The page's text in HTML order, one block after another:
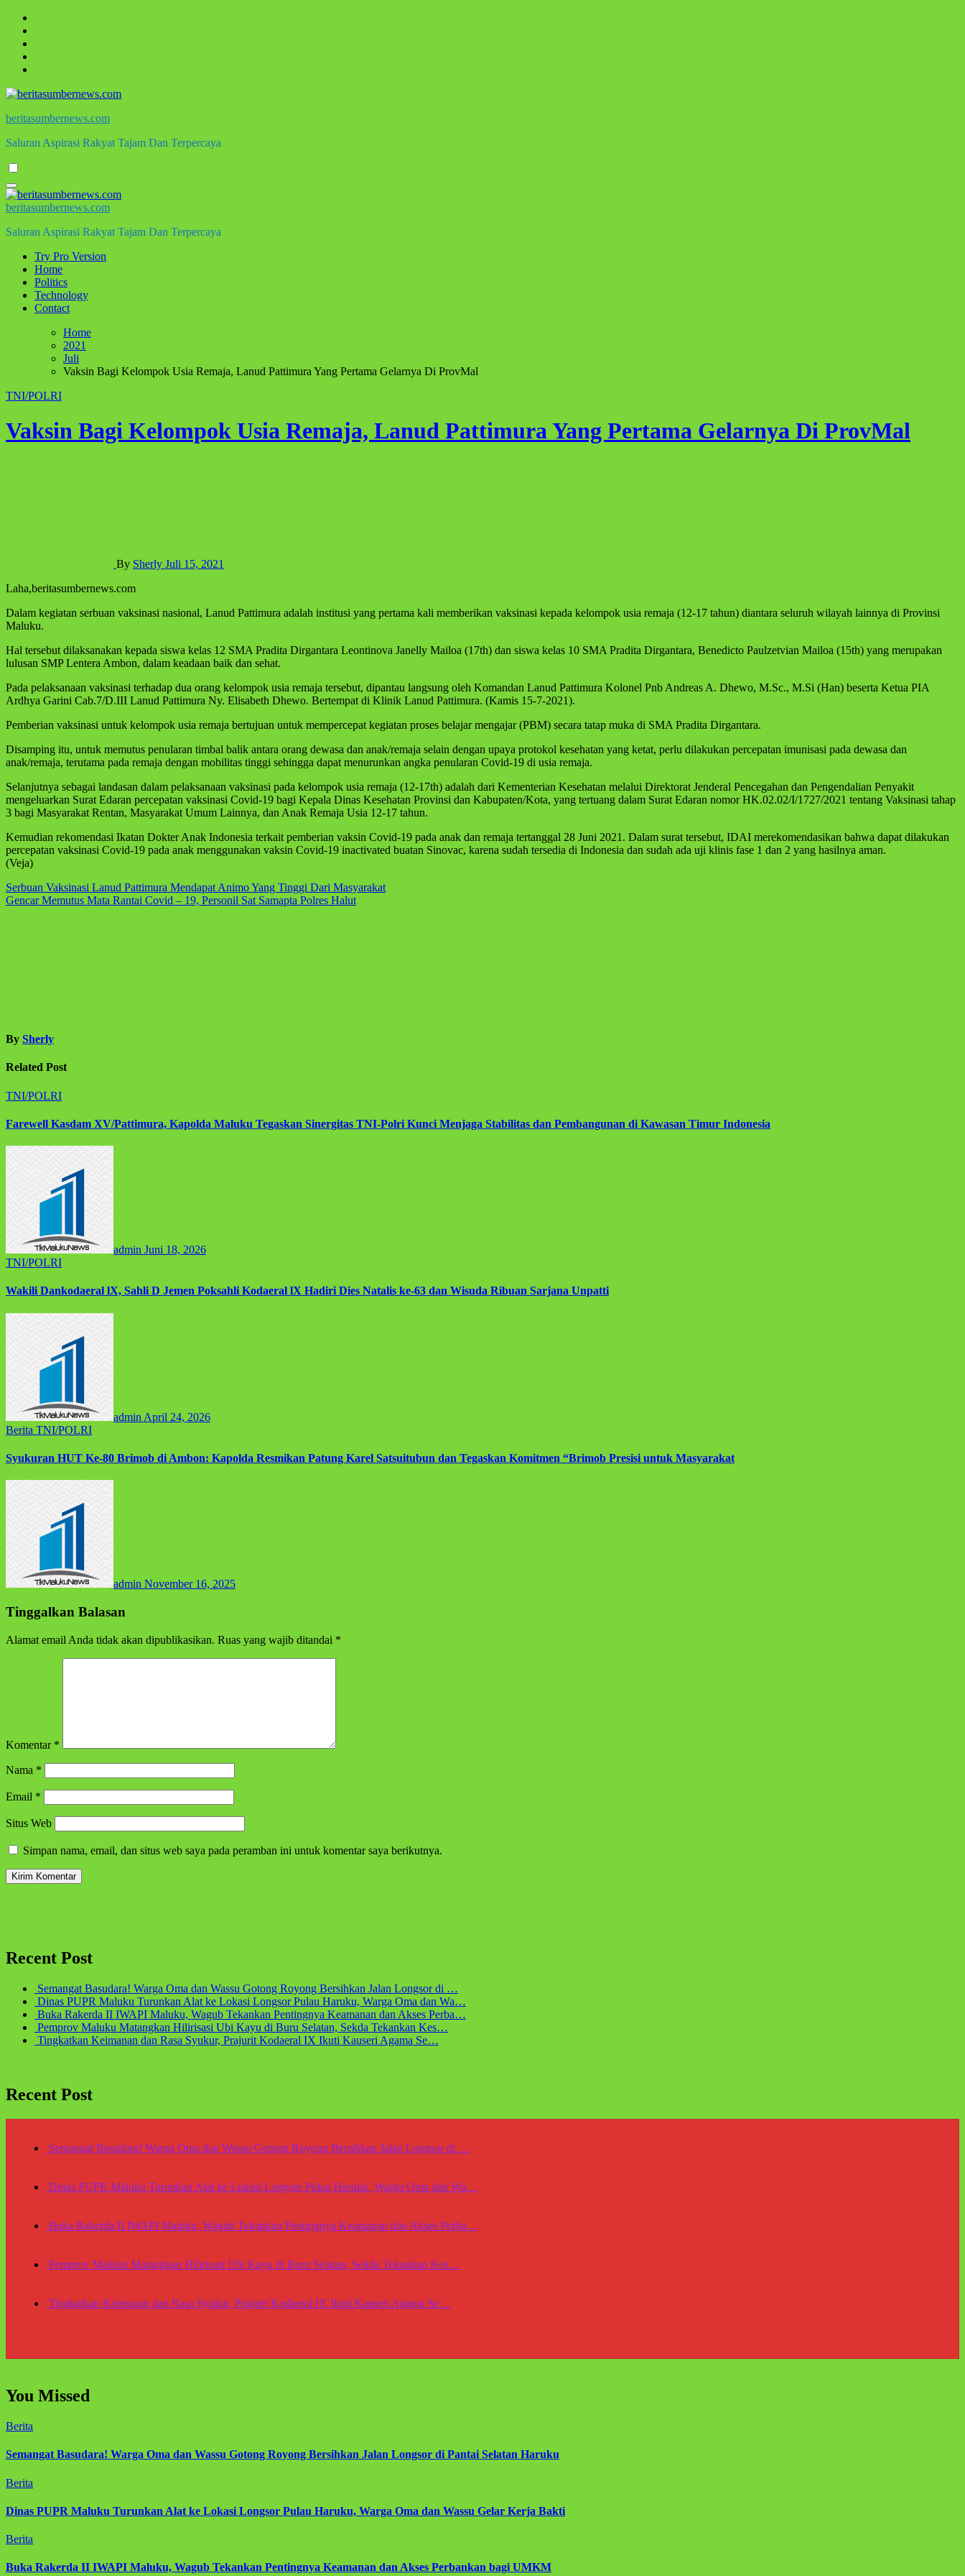
Skip
content
beritasumbernews.com
Saluran Aspirasi Rakyat Tajam Dan Terpercaya
beritasumbernews.com
Saluran Aspirasi Rakyat Tajam Dan Terpercaya
Try Pro Version
Home
Politics
Technology
Contact
Home
2021
Juli
Vaksin Bagi Kelompok Usia Remaja, Lanud Pattimura Yang Pertama Gelarnya Di ProvMal
TNI/POLRI
Vaksin Bagi Kelompok Usia Remaja, Lanud Pattimura Yang Pertama Gelarnya Di ProvMal
By Sherly Juli 15, 2021
Laha,beritasumbernews.com
Dalam kegiatan serbuan vaksinasi nasional, Lanud Pattimura adalah institusi yang pertama kali memberikan vaksinasi kepada kelompok usia remaja (12-17 tahun) diantara seluruh wilayah lainnya di Provinsi
Maluku.
Hal tersebut dilaksanakan kepada siswa kelas 12 SMA Pradita Dirgantara Leontinova Janelly Mailoa (17th) dan siswa kelas 10 SMA Pradita Dirgantara, Benedicto Paulzetvian Mailoa (15th) yang merupakan
lulusan SMP Lentera Ambon, dalam keadaan baik dan sehat.
Pada pelaksanaan vaksinasi terhadap dua orang kelompok usia remaja tersebut, dipantau langsung oleh Komandan Lanud Pattimura Kolonel Pnb Andreas A. Dhewo, M.Sc., M.Si (Han) beserta Ketua PIA
Ardhya Garini Cab.7/D.III Lanud Pattimura Ny. Elisabeth Dhewo. Bertempat di Klinik Lanud Pattimura. (Kamis 15-7-2021).
Pemberian vaksinasi untuk kelompok usia remaja bertujuan untuk mempercepat kegiatan proses belajar mengajar (PBM) secara tatap muka di SMA Pradita Dirgantara.
Disamping itu, untuk memutus penularan timbal balik antara orang dewasa dan anak/remaja selain dengan upaya protokol kesehatan yang ketat, perlu dilakukan percepatan imunisasi pada dewasa dan
anak/remaja, terutama pada remaja dengan mobilitas tinggi sehingga dapat menurunkan angka penularan Covid-19 di usia remaja.
Selanjutnya sebagai landasan dalam pelaksanaan vaksinasi pada kelompok usia remaja (12-17th) adalah dari Kementerian Kesehatan melalui Direktorat Jenderal Pencegahan dan Pengendalian Penyakit
mengeluarkan Surat Edaran percepatan vaksinasi Covid-19 bagi Kepala Dinas Kesehatan Provinsi dan Kabupaten/Kota, yang tertuang dalam Surat Edaran nomor HK.02.02/I/1727/2021 tentang Vaksinasi tahap
3 bagi Masyarakat Rentan, Masyarakat Umum Lainnya, dan Anak Remaja Usia 12-17 tahun.
Kemudian rekomendasi Ikatan Dokter Anak Indonesia terkait pemberian vaksin Covid-19 pada anak dan remaja tertanggal 28 Juni 2021. Dalam surat tersebut, IDAI merekomendasikan bahwa dapat dilakukan
percepatan vaksinasi Covid-19 pada anak menggunakan vaksin Covid-19 inactivated buatan Sinovac, karena sudah tersedia di Indonesia dan sudah ada uji klinis fase 1 dan 2 yang hasilnya aman.
(Veja)
Navigasi
pos
Serbuan Vaksinasi Lanud Pattimura Mendapat Animo Yang Tinggi Dari Masyarakat
Gencar Memutus Mata Rantai Covid – 19, Personil Sat Samapta Polres Halut
By Sherly
Related Post
TNI/POLRI
Farewell Kasdam XV/Pattimura, Kapolda Maluku Tegaskan Sinergitas TNI-Polri Kunci Menjaga Stabilitas dan Pembangunan di Kawasan Timur Indonesia
admin Juni 18, 2026
TNI/POLRI
Wakili Dankodaeral lX, Sahli D Jemen Poksahli Kodaeral lX Hadiri Dies Natalis ke-63 dan Wisuda Ribuan Sarjana Unpatti
admin April 24, 2026
Berita TNI/POLRI
Syukuran HUT Ke-80 Brimob di Ambon: Kapolda Resmikan Patung Karel Satsuitubun dan Tegaskan Komitmen “Brimob Presisi untuk Masyarakat
admin November 16, 2025
Tinggalkan Balasan
Alamat email Anda tidak akan dipublikasikan. Ruas yang wajib ditandai *
Komentar *
Nama *
Email *
Situs Web
Simpan nama, email, dan situs web saya pada peramban ini untuk komentar saya berikutnya.
Recent Post
Semangat Basudara! Warga Oma dan Wassu Gotong Royong Bersihkan Jalan Longsor di …
Dinas PUPR Maluku Turunkan Alat ke Lokasi Longsor Pulau Haruku, Warga Oma dan Wa…
Buka Rakerda II IWAPI Maluku, Wagub Tekankan Pentingnya Keamanan dan Akses Perba…
Pemprov Maluku Matangkan Hilirisasi Ubi Kayu di Buru Selatan, Sekda Tekankan Kes…
Tingkatkan Keimanan dan Rasa Syukur, Prajurit Kodaeral IX Ikuti Kauseri Agama Se…
Recent Post
Semangat Basudara! Warga Oma dan Wassu Gotong Royong Bersihkan Jalan Longsor di …
Dinas PUPR Maluku Turunkan Alat ke Lokasi Longsor Pulau Haruku, Warga Oma dan Wa…
Buka Rakerda II IWAPI Maluku, Wagub Tekankan Pentingnya Keamanan dan Akses Perba…
Pemprov Maluku Matangkan Hilirisasi Ubi Kayu di Buru Selatan, Sekda Tekankan Kes…
Tingkatkan Keimanan dan Rasa Syukur, Prajurit Kodaeral IX Ikuti Kauseri Agama Se…
You Missed
Berita
Semangat Basudara! Warga Oma dan Wassu Gotong Royong Bersihkan Jalan Longsor di Pantai Selatan Haruku
Berita
Dinas PUPR Maluku Turunkan Alat ke Lokasi Longsor Pulau Haruku, Warga Oma dan Wassu Gelar Kerja Bakti
Berita
Buka Rakerda II IWAPI Maluku, Wagub Tekankan Pentingnya Keamanan dan Akses Perbankan bagi UMKM